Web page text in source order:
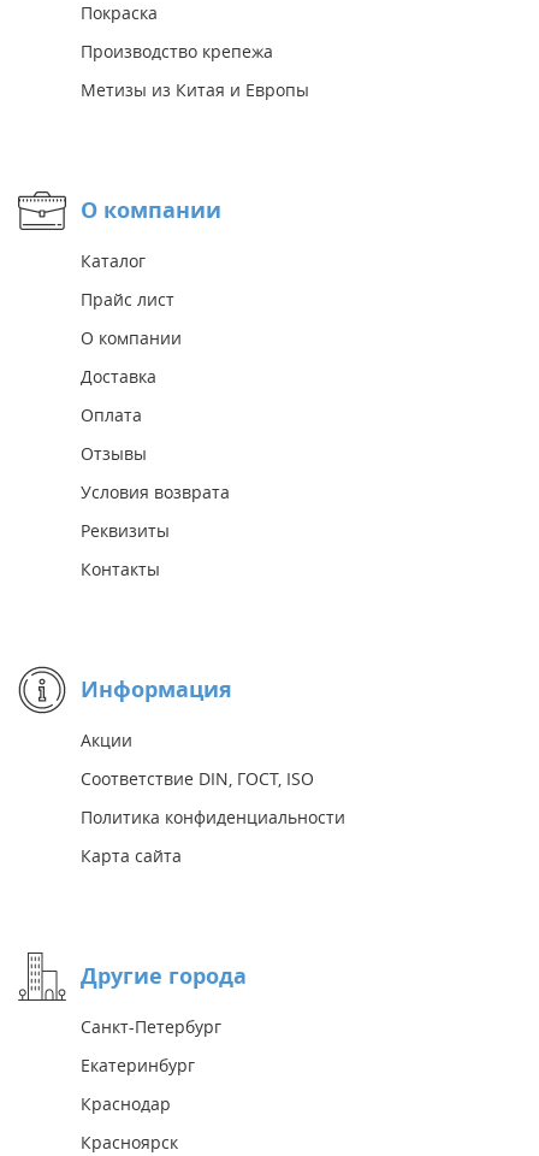
Покраска
Производство крепежа
Метизы из Китая и Европы
О компании
Каталог
Прайс лист
О компании
Доставка
Оплата
Отзывы
Условия возврата
Реквизиты
Контакты
Информация
Акции
Соответствие DIN, ГОСТ, ISO
Политика конфиденциальности
Карта сайта
Другие города
Санкт-Петербург
Екатеринбург
Краснодар
Красноярск